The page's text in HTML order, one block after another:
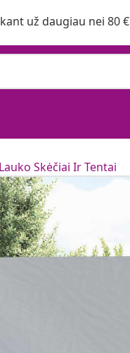
už daugiau nei 80 €
Lauko Skėčiai Ir Tentai